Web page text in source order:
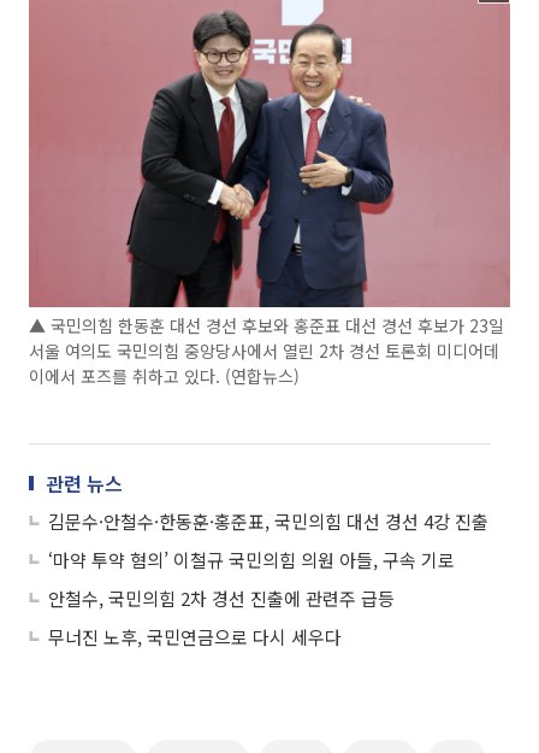
▲ 국민의힘 한동훈 대선 경선 후보와 홍준표 대선 경선 후보가 23일
서울 여의도 국민의힘 중앙당사에서 열린 2차 경선 토론회 미디어데
이에서 포즈를 취하고 있다. (연합뉴스)
관련 뉴스
김문수·안철수·한동훈·홍준표, 국민의힘 대선 경선 4강 진출
‘마약 투약 혐의’ 이철규 국민의힘 의원 아들, 구속 기로
안철수, 국민의힘 2차 경선 진출에 관련주 급등
무너진 노후, 국민연금으로 다시 세우다